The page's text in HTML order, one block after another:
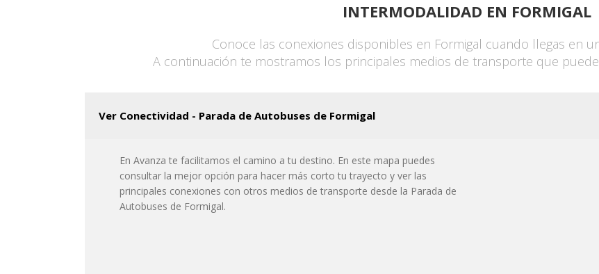
INTERMODALIDAD EN FORMIGAL
Conoce las conexiones disponibles en Formigal cuando llegas en
A continuación te mostramos los principales medios de transporte que
Ver Conectividad - Parada de Autobuses de Formigal
En Avanza te facilitamos el camino a tu destino. En este mapa puedes
consultar la mejor opción para hacer más corto tu trayecto y ver las
principales conexiones con otros medios de transporte desde la Parada de
Autobuses de Formigal.